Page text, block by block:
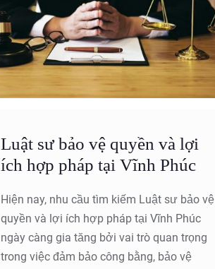
Luật sư bảo vệ quyền và lợi
ích hợp pháp tại Vĩnh Phúc
Hiện nay, nhu cầu tìm kiếm Luật sư bảo vệ
quyền và lợi ích hợp pháp tại Vĩnh Phúc
ngày càng gia tăng bởi vai trò quan trọng
trong việc đảm bảo công bằng, bảo vệ